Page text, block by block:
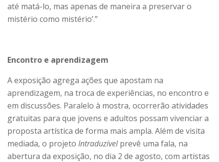
até matá-lo, mas apenas de maneira a preservar o
mistério como mistério’.”
Encontro e aprendizagem
A exposição agrega ações que apostam na
aprendizagem, na troca de experiências, no encontro e
em discussões. Paralelo à mostra, ocorrerão atividades
gratuitas para que jovens e adultos possam vivenciar a
proposta artística de forma mais ampla. Além de visita
mediada, o projeto Intraduzívelprevê uma fala, na
abertura da exposição, no dia 2 de agosto, com artistas